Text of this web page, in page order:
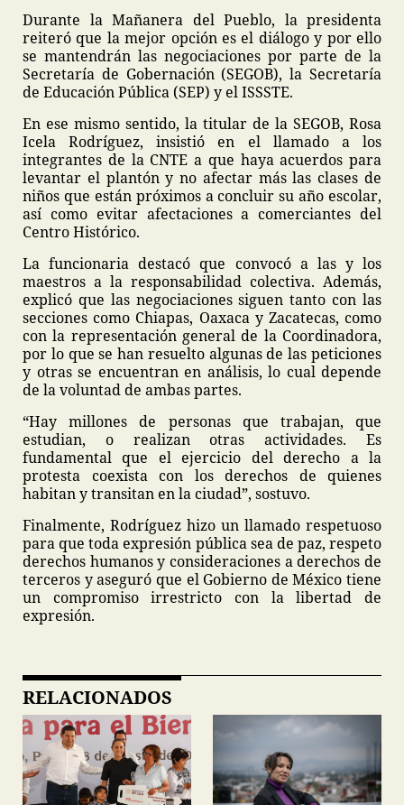
Durante la Mañanera del Pueblo, la presidenta
reiteró que la mejor opción es el diálogo y por ello
se mantendrán las negociaciones por parte de la
Secretaría de Gobernación (SEGOB), la Secretaría
de Educación Pública (SEP) y el ISSSTE.
En ese mismo sentido, la titular de la SEGOB, Rosa
Icela Rodríguez, insistió en el llamado a los
integrantes de la CNTE a que haya acuerdos para
levantar el plantón y no afectar más las clases de
niños que están próximos a concluir su año escolar,
así como evitar afectaciones a comerciantes del
Centro Histórico.
La funcionaria destacó que convocó a las y los
maestros a la responsabilidad colectiva. Además,
explicó que las negociaciones siguen tanto con las
secciones como Chiapas, Oaxaca y Zacatecas, como
con la representación general de la Coordinadora,
por lo que se han resuelto algunas de las peticiones
y otras se encuentran en análisis, lo cual depende
de la voluntad de ambas partes.
“Hay millones de personas que trabajan, que
estudian, o realizan otras actividades. Es
fundamental que el ejercicio del derecho a la
protesta coexista con los derechos de quienes
habitan y transitan en la ciudad”, sostuvo.
Finalmente, Rodríguez hizo un llamado respetuoso
para que toda expresión pública sea de paz, respeto
derechos humanos y consideraciones a derechos de
terceros y aseguró que el Gobierno de México tiene
un compromiso irrestricto con la libertad de
expresión.
RELACIONADOS